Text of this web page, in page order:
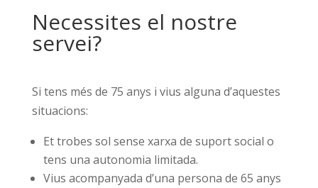
Necessites el nostre
servei?
Si tens més de 75 anys i vius alguna d’aquestes
situacions:
Et trobes sol sense xarxa de suport social o
tens una autonomia limitada.
Vius acompanyada d’una persona de 65 anys